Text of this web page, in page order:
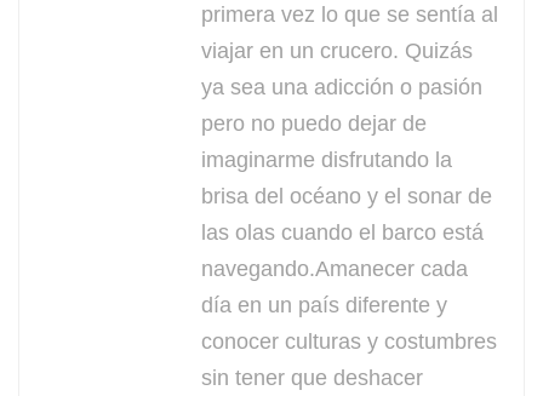
primera vez lo que se sentía al
viajar en un crucero. Quizás
ya sea una adicción o pasión
pero no puedo dejar de
imaginarme disfrutando la
brisa del océano y el sonar de
las olas cuando el barco está
navegando.Amanecer cada
día en un país diferente y
conocer culturas y costumbres
sin tener que deshacer